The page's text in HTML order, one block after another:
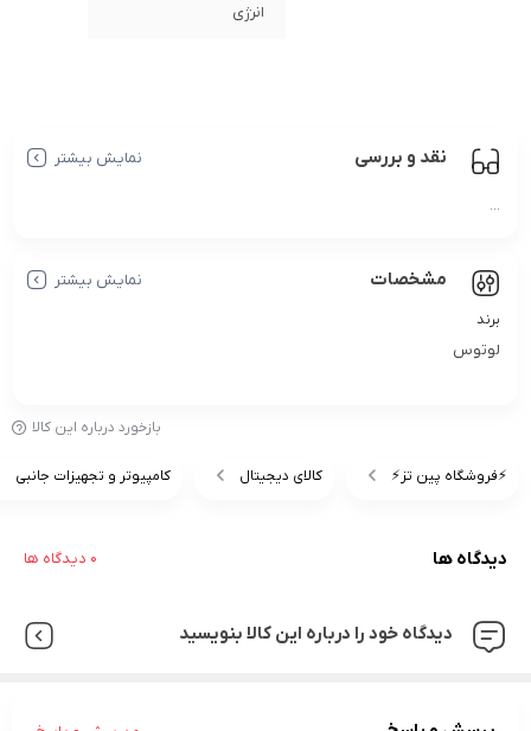
انرژی
نقد و بررسی نمایش بیشتر
...
مشخصات نمایش بیشتر
برند
لوتوس
بازخورد درباره این کالا
⚡️فروشگاه پین تز⚡️ کالای دیجیتال کامپیوتر و تجهیزات جانبی
دیدگاه ها 0 دیدگاه ها
دیدگاه خود را درباره این کالا بنویسید